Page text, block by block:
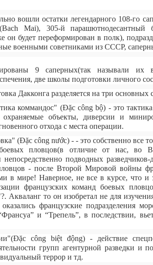
вошли остатки легендарного 108-го
Mai), 305-й парашютнодесантный
он будет переформирован в полк),
военными советниками из СССР,
9 саперных(так называли их
две школы подготовки личного
Дакконга разделяется на три основных
коммандос" (Đặc công bộ) - это
объекты, диверсии и
отхода с места операции.
(Đặc công nước) - - это собственно все
пловцов(в отличие от нас, во
подводных
- после Второй Мировой войны
в мире! Наверное, не все в курсе, что
французских команд боевых
Акваланг то он изобретал не для
французские подразделения
и “Трепель”, в последствии,
công biệt động) - действие
групп агентурной разведки
террор и тд.